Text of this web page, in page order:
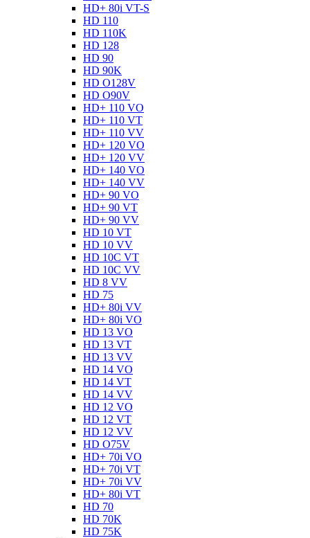
HD+ 80i VT-S
HD 110
HD 110K
HD 128
HD 90
HD 90K
HD O128V
HD O90V
HD+ 110 VO
HD+ 110 VT
HD+ 110 VV
HD+ 120 VO
HD+ 120 VV
HD+ 140 VO
HD+ 140 VV
HD+ 90 VO
HD+ 90 VT
HD+ 90 VV
HD 10 VT
HD 10 VV
HD 10C VT
HD 10C VV
HD 8 VV
HD 75
HD+ 80i VV
HD+ 80i VO
HD 13 VO
HD 13 VT
HD 13 VV
HD 14 VO
HD 14 VT
HD 14 VV
HD 12 VO
HD 12 VT
HD 12 VV
HD O75V
HD+ 70i VO
HD+ 70i VT
HD+ 70i VV
HD+ 80i VT
HD 70
HD 70K
HD 75K